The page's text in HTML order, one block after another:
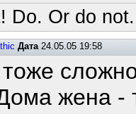
Do. Or do
Дата24.05.05 19:58
жена -